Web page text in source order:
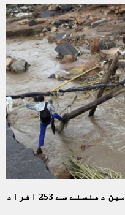
جنوبی افریقہ میں سیلاب اورزمین دھنسنے سے 253 افراد